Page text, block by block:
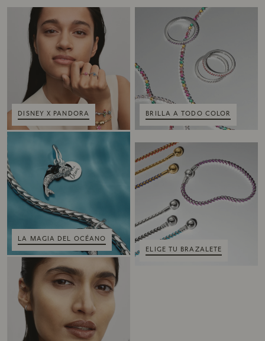
DISNEY X PANDORA
LA MAGIA DEL OCÉANO
BRILLA A TODO COLOR
ELIGE TU BRAZALETE